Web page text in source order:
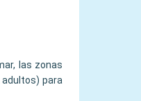
las zonas
para